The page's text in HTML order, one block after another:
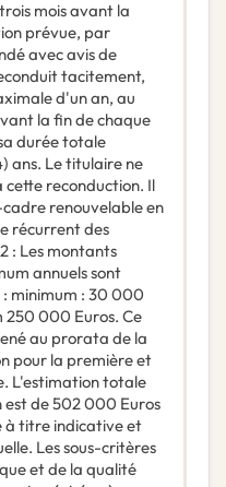
mois avant la
prévue, par
avec avis de
tacitement,
d'un an, au
la fin de chaque
durée totale
ans. Le titulaire ne
cette reconduction. Il
renouvelable en
récurrent des
: Les montants
annuels sont
minimum : 30 000
250 000 Euros. Ce
au prorata de la
pour la première et
L'estimation totale
de 502 000 Euros
à titre indicative et
Les sous-critères
et de la qualité